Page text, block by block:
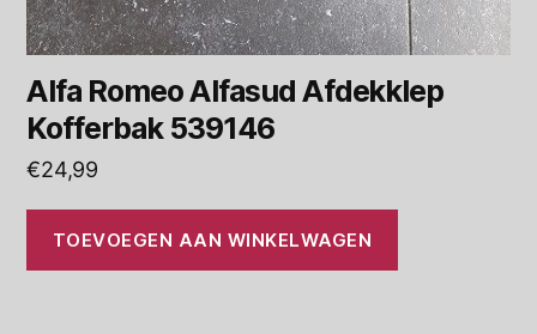
Alfa Romeo Alfasud Afdekklep
Kofferbak 539146
€24,99
TOEVOEGEN AAN WINKELWAGEN